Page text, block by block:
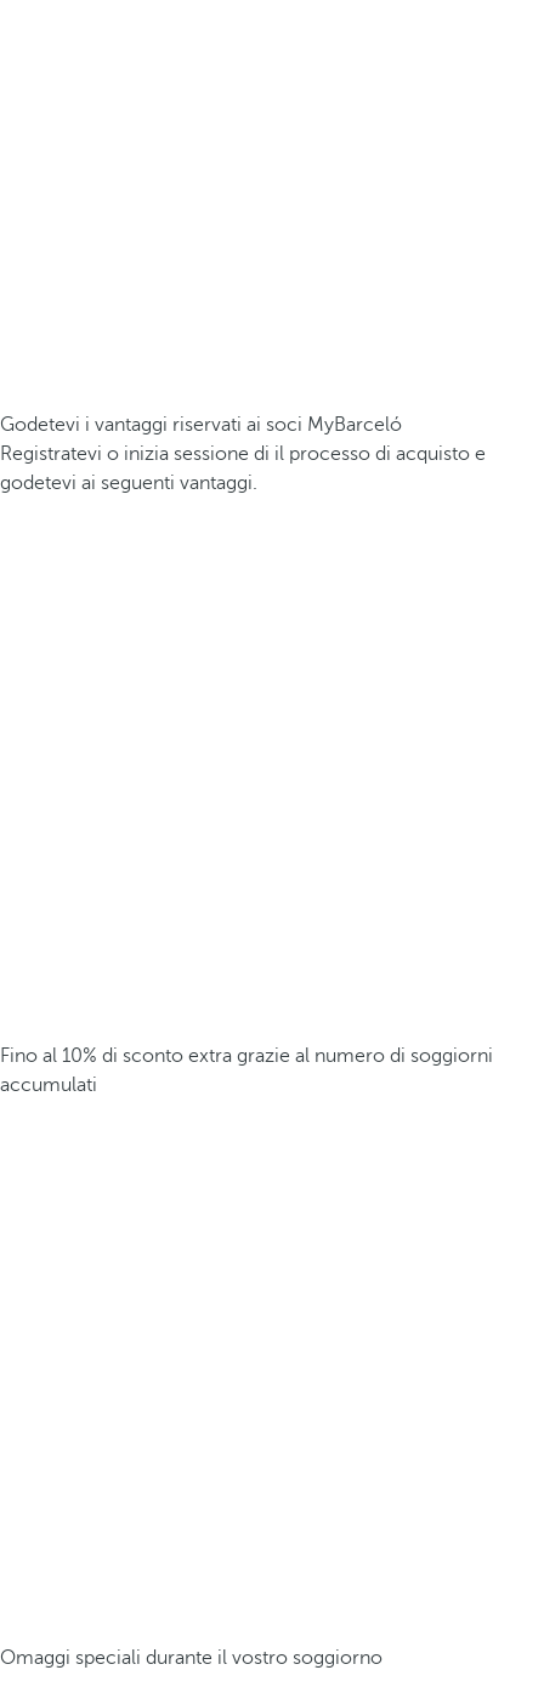
Godetevi i vantaggi riservati ai soci MyBarceló
Registratevi o inizia sessione di il processo di acquisto e
godetevi ai seguenti vantaggi.
Fino al 10% di sconto extra grazie al numero di soggiorni
accumulati
Omaggi speciali durante il vostro soggiorno